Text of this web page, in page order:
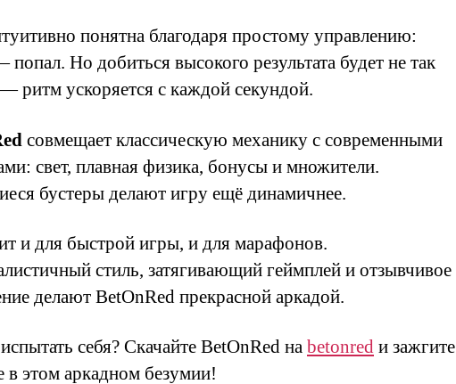
понятна благодаря простому управлению:
Но добиться высокого результата будет не так
ритм ускоряется с каждой секундой.
совмещает классическую механику с современными
свет, плавная физика, бонусы и множители.
бустеры делают игру ещё динамичнее.
и для быстрой игры, и для марафонов.
стиль, затягивающий геймплей и отзывчивое
делают BetOnRed прекрасной аркадой.
себя? Скачайте BetOnRed наbetonredи зажгите
в этом аркадном безумии!